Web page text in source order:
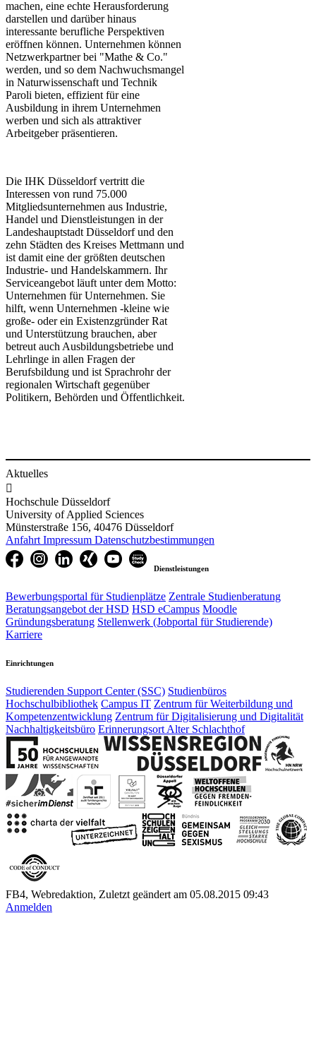
machen, eine echte Herausforderung
darstellen und darüber hinaus
interessante berufliche Perspektiven
eröffnen können. Unternehmen können
Netzwerkpartner bei "Mathe & Co."
werden, und so dem Nachwuchsmangel
in Naturwissenschaft und Technik
Paroli bieten, effizient für eine
Ausbildung in ihrem Unternehmen
werben und sich als attraktiver
Arbeitgeber präsentieren.
Die IHK Düsseldorf vertritt die
Interessen von rund 75.000
Mitgliedsunternehmen aus Industrie,
Handel und Dienstleistungen in der
Landeshauptstadt Düsseldorf und den
zehn Städten des Kreises Mettmann und
ist damit eine der größten deutschen
Industrie- und Handelskammern. Ihr
Serviceangebot läuft unter dem Motto:
Unternehmen für Unternehmen. Sie
hilft, wenn Unternehmen -kleine wie
große- oder ein Existenzgründer Rat
und Unterstützung brauchen, aber
betreut auch Ausbildungsbetriebe und
Lehrlinge in allen Fragen der
Berufsbildung und ist Sprachrohr der
regionalen Wirtschaft gegenüber
Politikern, Behörden und Öffentlichkeit.
Aktuelles

Hochschule Düsseldorf
University of Applied Sciences
Münsterstraße 156, 40476 Düsseldorf
Anfahrt Impressum Datenschutzbestimmungen
Dienstleistungen
Bewerbungsportal für Studienplätze Zentrale Studienberatung
Beratungsangebot der HSD HSD eCampus Moodle
Gründungsberatung Stellenwerk (Jobportal für Studierende)
Karriere
Einrichtungen
Studierenden Support Center (SSC) Studienbüros
Hochschulbibliothek Campus IT Zentrum für Weiterbildung und
Kompetenzentwicklung Zentrum für Digitalisierung und Digitalität
Nachhaltigkeitsbüro Erinnerungsort Alter Schlachthof
FB4, Webredaktion, Zuletzt geändert am 05.08.2015 09:43
Anmelden